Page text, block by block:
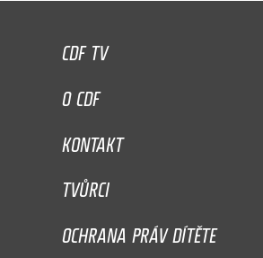
CDF TV
O CDF
KONTAKT
TVŮRCI
OCHRANA PRÁV DÍTĚTE